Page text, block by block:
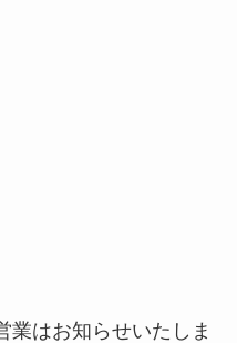
はお知らせいたしま